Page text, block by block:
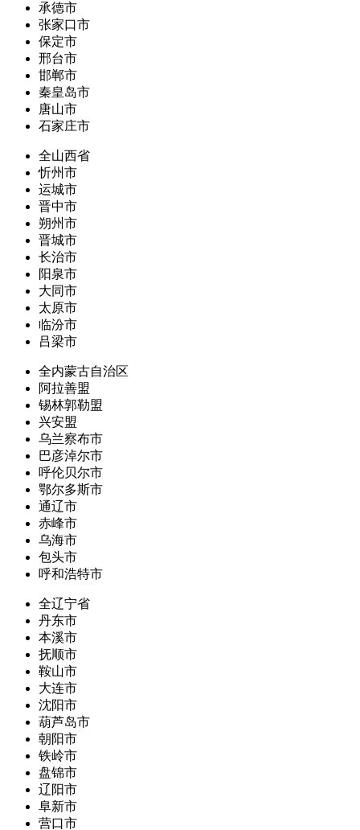
承德市
张家口市
保定市
邢台市
邯郸市
秦皇岛市
唐山市
石家庄市
全山西省
忻州市
运城市
晋中市
朔州市
晋城市
长治市
阳泉市
大同市
太原市
临汾市
吕梁市
全内蒙古自治区
阿拉善盟
锡林郭勒盟
兴安盟
乌兰察布市
巴彦淖尔市
呼伦贝尔市
鄂尔多斯市
通辽市
赤峰市
乌海市
包头市
呼和浩特市
全辽宁省
丹东市
本溪市
抚顺市
鞍山市
大连市
沈阳市
葫芦岛市
朝阳市
铁岭市
盘锦市
辽阳市
阜新市
营口市